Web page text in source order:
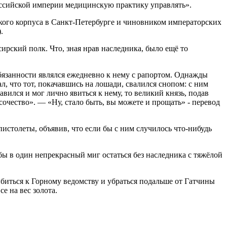
империи медицинскую практику управлять».
корпуса в Санкт-Петербурге и чиновником императорских
полк. Что, зная нрав наследника, было ещё то
являлся ежедневно к нему с рапортом. Однажды
что тот, покачавшись на лошади, свалился снопом: с ним
и мог лично явиться к нему, то великий князь, подав
— «Ну, стало быть, вы можете и прощать» - перевод
объявив, что если бы с ним случилось что-нибудь
один непрекрасный миг остаться без наследника с тяжёлой
к Горному ведомству и убраться подальше от Гатчины
на вес золота.